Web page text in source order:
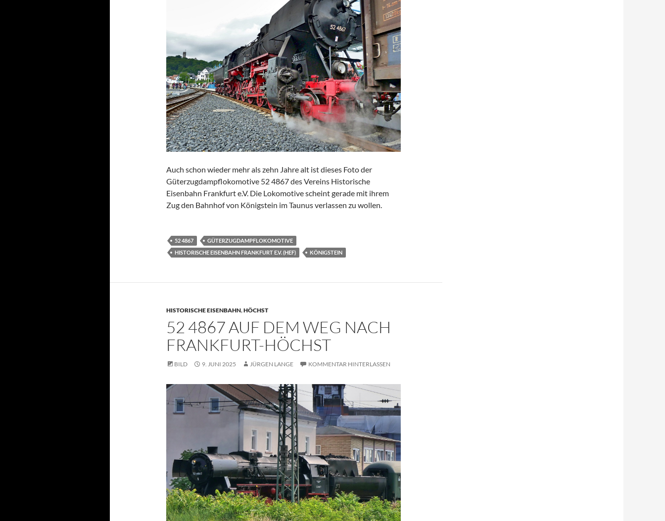
Auch schon wieder mehr als zehn Jahre alt ist dieses Foto der
Güterzugdampflokomotive 52 4867 des Vereins Historische
Eisenbahn Frankfurt e.V. Die Lokomotive scheint gerade mit ihrem
Zug den Bahnhof von Königstein im Taunus verlassen zu wollen.
52 4867
GÜTERZUGDAMPFLOKOMOTIVE
HISTORISCHE EISENBAHN FRANKFURT E.V. (HEF)
KÖNIGSTEIN
HISTORISCHE EISENBAHN,HÖCHST
52 4867 AUF DEM WEG NACH
FRANKFURT-HÖCHST
BILD 9. JUNI 2025 JÜRGEN LANGE KOMMENTAR HINTERLASSEN